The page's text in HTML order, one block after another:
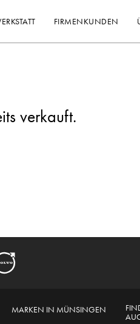
FIRMENKUNDEN
verkauft.
MARKEN IN MÜNSINGEN